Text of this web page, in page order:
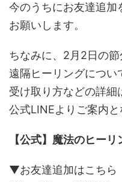
今のうちにお友達追加
お願いします。
ちなみに、2月2日の節
遠隔ヒーリングについ
受け取り方などの詳細
公式LINEよりご案内と
【公式】魔法のヒー
▼お友達追加はこちら